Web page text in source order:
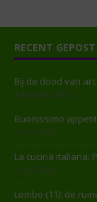
RECENT GEPOST
Bij de dood van
1 augustus 2026
Buonissimo
31 juli 2026
La cucina italiana:
31 juli 2026
Lombo (11): de